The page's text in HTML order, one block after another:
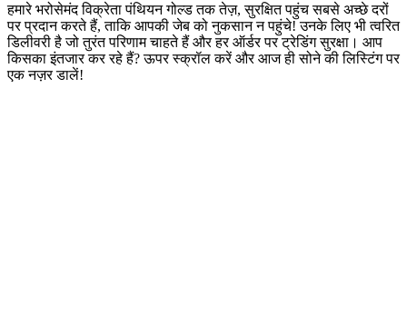
हमारे भरोसेमंद विक्रेता पंथियन गोल्ड तक तेज़, सुरक्षित पहुंच सबसे अच्छे दरों
पर प्रदान करते हैं, ताकि आपकी जेब को नुकसान न पहुंचे! उनके लिए भी त्वरित
डिलीवरी है जो तुरंत परिणाम चाहते हैं और हर ऑर्डर पर ट्रेडिंग सुरक्षा। आप
किसका इंतजार कर रहे हैं? ऊपर स्क्रॉल करें और आज ही सोने की लिस्टिंग पर
एक नज़र डालें!